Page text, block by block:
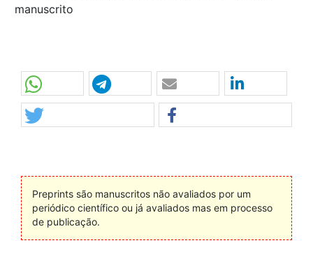
manuscrito
Preprints são manuscritos não avaliados por um
periódico científico ou já avaliados mas em processo
de publicação.